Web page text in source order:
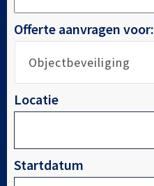
Offerte aanvragen voor:
Locatie
Startdatum